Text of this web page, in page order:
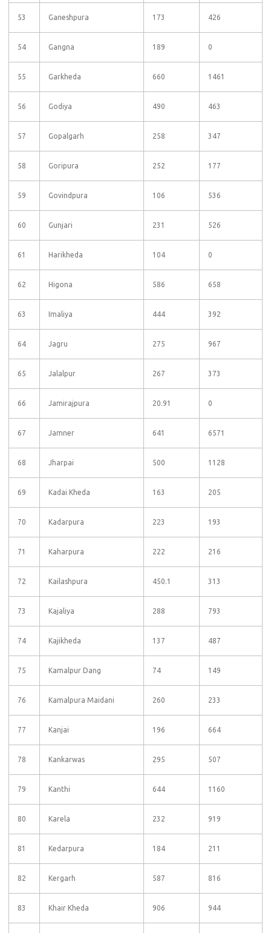
53 Ganeshpura 173 426
54 Gangna 189 0
55 Garkheda 660 1461
56 Godiya 490 463
57 Gopalgarh 258 347
58 Goripura 252 177
59 Govindpura 106 536
60 Gunjari 231 526
61 Harikheda 104 0
62 Higona 586 658
63 Imaliya 444 392
64 Jagru 275 967
65 Jalalpur 267 373
66 Jamirajpura 20.91 0
67 Jamner 641 6571
68 Jharpai 500 1128
69 Kadai Kheda 163 205
70 Kadarpura 223 193
71 Kaharpura 222 216
72 Kailashpura 450.1 313
73 Kajaliya 288 793
74 Kajikheda 137 487
75 Kamalpur Dang 74 149
76 Kamalpura Maidani 260 233
77 Kanjai 196 664
78 Kankarwas 295 507
79 Kanthi 644 1160
80 Karela 232 919
81 Kedarpura 184 211
82 Kergarh 587 816
83 Khair Kheda 906 944